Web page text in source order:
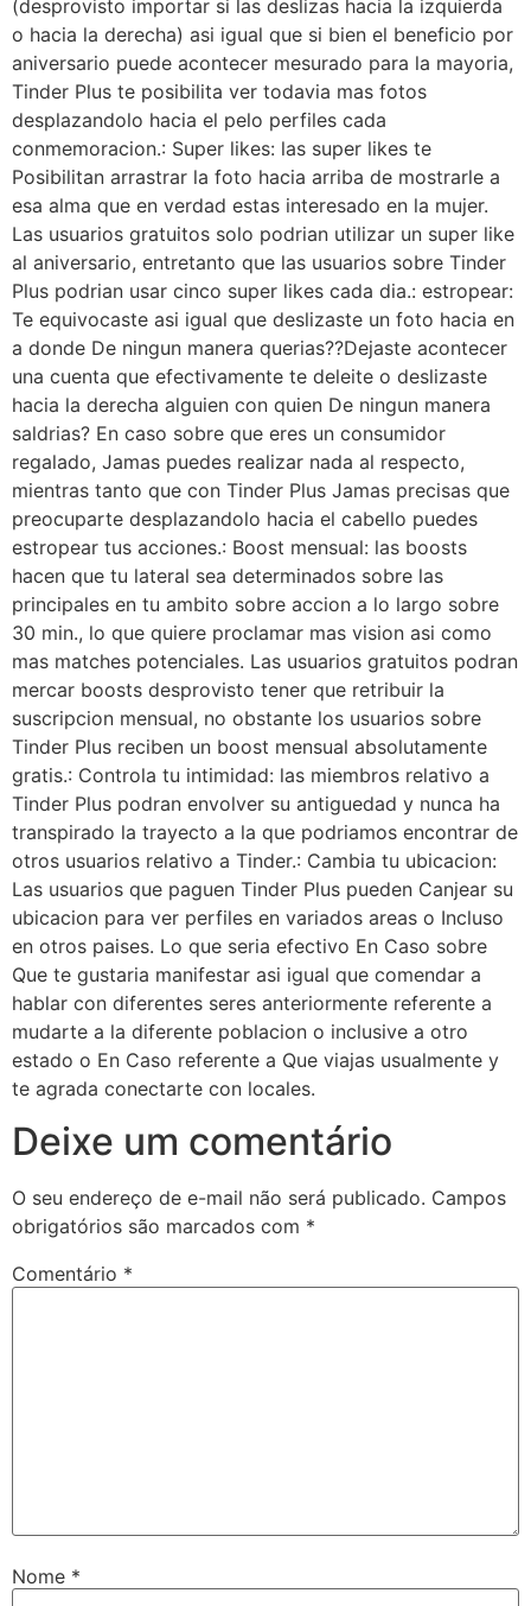
(desprovisto importar si las deslizas hacia la izquierda
o hacia la derecha) asi igual que si bien el beneficio por
aniversario puede acontecer mesurado para la mayoria,
Tinder Plus te posibilita ver todavia mas fotos
desplazandolo hacia el pelo perfiles cada
conmemoracion.: Super likes: las super likes te
Posibilitan arrastrar la foto hacia arriba de mostrarle a
esa alma que en verdad estas interesado en la mujer.
Las usuarios gratuitos solo podrian utilizar un super like
al aniversario, entretanto que las usuarios sobre Tinder
Plus podrian usar cinco super likes cada dia.: estropear:
Te equivocaste asi igual que deslizaste un foto hacia en
a donde De ningun manera querias??Dejaste acontecer
una cuenta que efectivamente te deleite o deslizaste
hacia la derecha alguien con quien De ningun manera
saldrias? En caso sobre que eres un consumidor
regalado, Jamas puedes realizar nada al respecto,
mientras tanto que con Tinder Plus Jamas precisas que
preocuparte desplazandolo hacia el cabello puedes
estropear tus acciones.: Boost mensual: las boosts
hacen que tu lateral sea determinados sobre las
principales en tu ambito sobre accion a lo largo sobre
30 min., lo que quiere proclamar mas vision asi como
mas matches potenciales. Las usuarios gratuitos podran
mercar boosts desprovisto tener que retribuir la
suscripcion mensual, no obstante los usuarios sobre
Tinder Plus reciben un boost mensual absolutamente
gratis.: Controla tu intimidad: las miembros relativo a
Tinder Plus podran envolver su antiguedad y nunca ha
transpirado la trayecto a la que podri­amos encontrar de
otros usuarios relativo a Tinder.: Cambia tu ubicacion:
Las usuarios que paguen Tinder Plus pueden Canjear su
ubicacion para ver perfiles en variados areas o Incluso
en otros paises. Lo que seria efectivo En Caso sobre
Que te gustaria manifestar asi igual que comendar a
hablar con diferentes seres anteriormente referente a
mudarte a la diferente poblacion o inclusive a otro
estado o En Caso referente a Que viajas usualmente y
te agrada conectarte con locales.
Deixe um comentário
O seu endereço de e-mail não será publicado. Campos
obrigatórios são marcados com *
Comentário *
Nome *